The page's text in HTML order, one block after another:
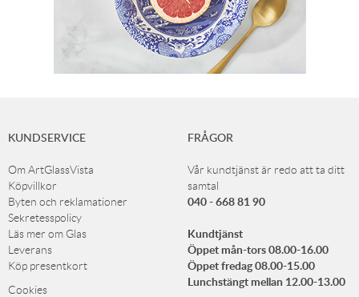
KUNDSERVICE
Om ArtGlassVista
Köpvillkor
Byten och reklamationer
Sekretesspolicy
Läs mer om Glas
Leverans
Köp presentkort
Cookies
FRÅGOR
Vår kundtjänst är redo att ta ditt
samtal
040 - 668 81 90
Kundtjänst
Öppet mån-tors 08.00-16.00
Öppet fredag 08.00-15.00
Lunchstängt mellan 12.00-13.00